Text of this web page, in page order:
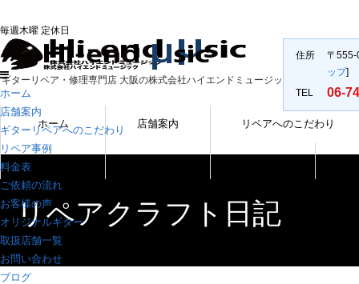
毎週木曜 定休日
ギターリペア・修理専門店 大阪の株式会社ハイエンドミュージック
ホーム
店舗案内
ギターリペアへのこだわり
リペア事例
料金表
ご依頼の流れ
お客様の声
オリジナルギター
取扱店舗一覧
お問い合わせ
ブログ
住所
〒555-
ップ]
TEL
06-
ホーム 店舗案内 リペアへのこだわり
オリジナルギター
リペアクラフト日記